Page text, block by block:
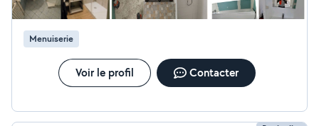
Menuiserie
Voir le profil Contacter